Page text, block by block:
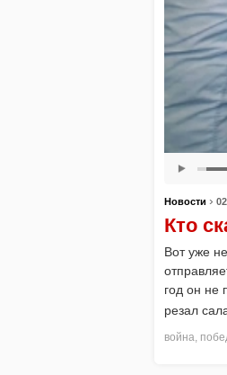
Новости ›
Кто
Вот уже
год он не
резал
война,